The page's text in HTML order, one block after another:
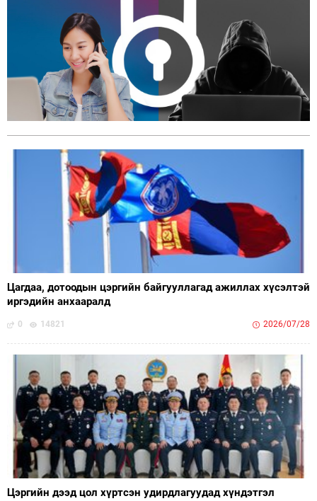
Цагдаа, дотоодын цэргийн байгууллагад ажиллах хүсэлтэй
иргэдийн анхааралд
0 14821 2026/07/28
Цэргийн дээд цол хүртсэн удирдлагуудад хүндэтгэл